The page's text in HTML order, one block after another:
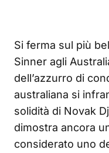
Si ferma sul più
Sinner agli
dell’azzurro di
australiana si
solidità di Novak
dimostra ancora
considerato uno